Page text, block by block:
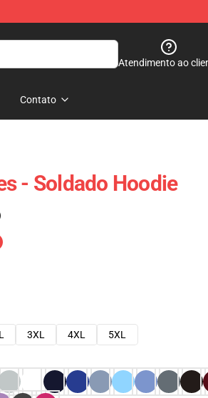
Atendimento ao
Contato
- Soldado Hoodie
3XL 4XL
5XL